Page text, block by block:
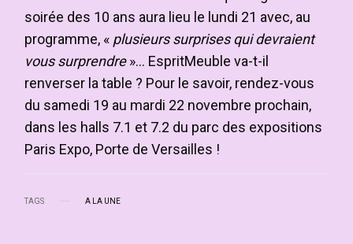
soirée des 10 ans aura lieu le lundi 21 avec, au
programme, « plusieurs surprises qui devraient
vous surprendre»… EspritMeuble va-t-il
renverser la table ? Pour le savoir, rendez-vous
du samedi 19 au mardi 22 novembre prochain,
dans les halls 7.1 et 7.2 du parc des expositions
Paris Expo, Porte de Versailles !
TAGS A LA UNE